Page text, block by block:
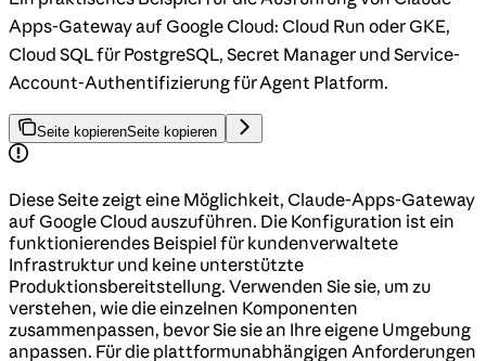
Apps-Gateway auf Google Cloud: Cloud Run oder GKE,
Cloud SQL für PostgreSQL, Secret Manager und Service-
Account-Authentifizierung für Agent Platform.
Seite kopierenSeite kopieren
Diese Seite zeigt eine Möglichkeit, Claude-Apps-Gateway
auf Google Cloud auszuführen. Die Konfiguration ist ein
funktionierendes Beispiel für kundenverwaltete
Infrastruktur und keine unterstützte
Produktionsbereitstellung. Verwenden Sie sie, um zu
verstehen, wie die einzelnen Komponenten
zusammenpassen, bevor Sie sie an Ihre eigene Umgebung
anpassen. Für die plattformunabhängigen Anforderungen